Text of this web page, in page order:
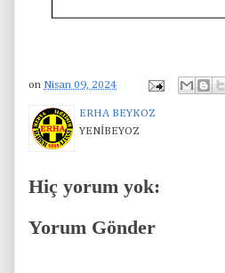
on Nisan 09, 2024
ERHA BEYKOZ
YENİBEYOZ
Hiç yorum yok:
Yorum Gönder